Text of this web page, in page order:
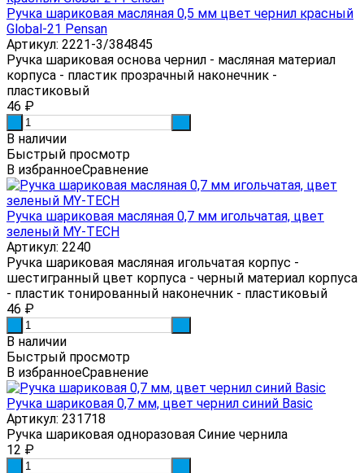
Ручка шариковая масляная 0,5 мм цвет чернил красный
Global-21 Pensan
Артикул: 2221-3/384845
Ручка шариковая основа чернил - масляная материал
корпуса - пластик прозрачный наконечник -
пластиковый
46 ₽
В наличии
Быстрый просмотр
В избранноеСравнение
Ручка шариковая масляная 0,7 мм игольчатая, цвет
зеленый MY-TECH
Артикул: 2240
Ручка шариковая масляная игольчатая корпус -
шестигранный цвет корпуса - черный материал корпуса
- пластик тонированный наконечник - пластиковый
46 ₽
В наличии
Быстрый просмотр
В избранноеСравнение
Ручка шариковая 0,7 мм, цвет чернил синий Basic
Артикул: 231718
Ручка шариковая одноразовая Синие чернила
12 ₽